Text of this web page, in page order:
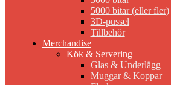
5000 bitar (eller fler)
3D-pussel
Tillbehör
Merchandise
Kök & Servering
Glas & Underlägg
Muggar & Koppar